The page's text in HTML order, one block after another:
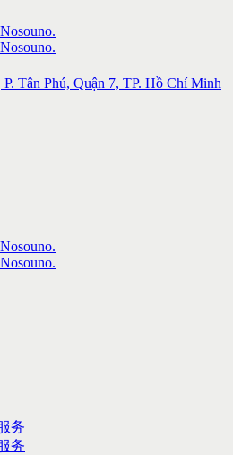
Tân Phú, Quận 7, TP. Hồ Chí Minh
务
务